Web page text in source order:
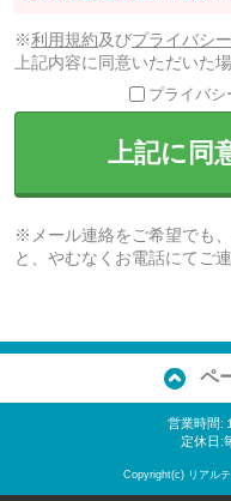
※利用規約及びプライバシ
上記内容に同意いただいた
プライバシ
上記に同
※メール連絡をご希望でも
と、やむなくお電話にてご
ペ
営業時間:
定休日:
Copyright(c) リアル